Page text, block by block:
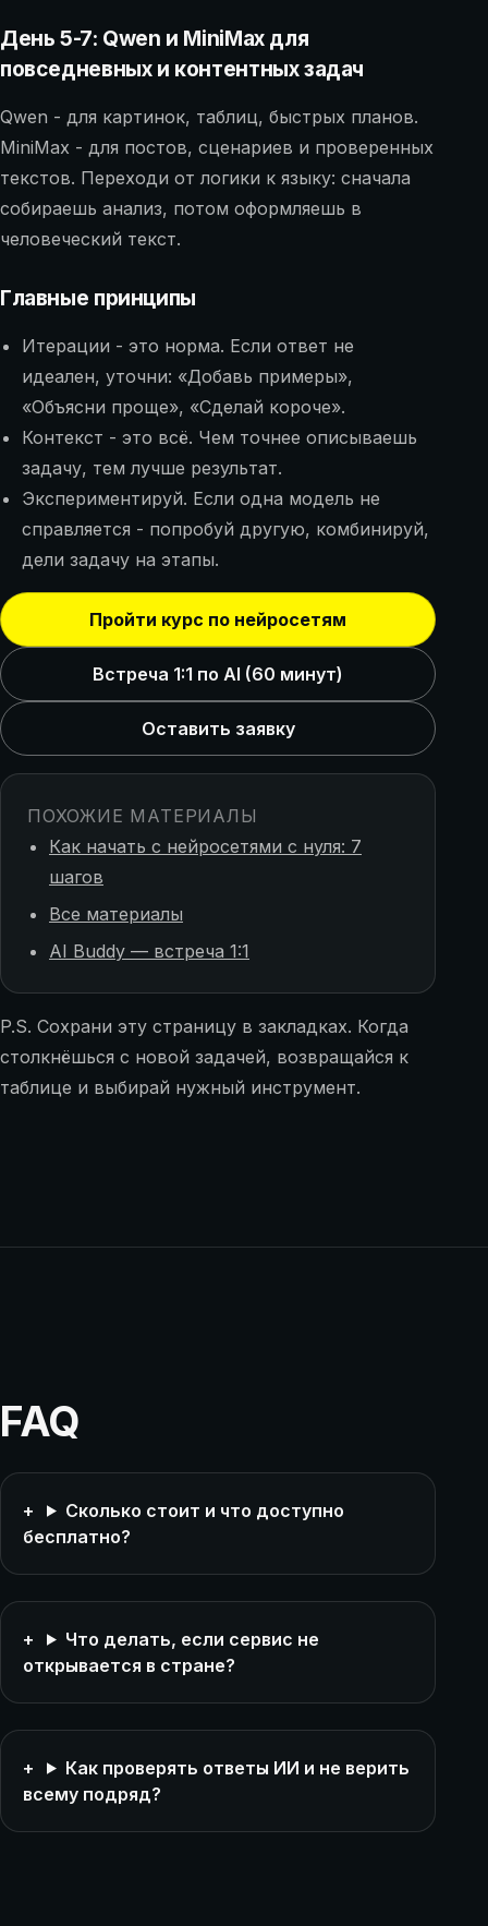
День 5-7: Qwen и MiniMax для
повседневных и контентных задач
Qwen - для картинок, таблиц, быстрых планов.
MiniMax - для постов, сценариев и проверенных
текстов. Переходи от логики к языку: сначала
собираешь анализ, потом оформляешь в
человеческий текст.
Главные принципы
Итерации - это норма. Если ответ не
идеален, уточни: «Добавь примеры»,
«Объясни проще», «Сделай короче».
Контекст - это всё. Чем точнее описываешь
задачу, тем лучше результат.
Экспериментируй. Если одна модель не
справляется - попробуй другую, комбинируй,
дели задачу на этапы.
Пройти курс по нейросетям
Встреча 1:1 по AI (60 минут)
Оставить заявку
ПОХОЖИЕ МАТЕРИАЛЫ
Как начать с нейросетями с нуля: 7
шагов
Все материалы
AI Buddy — встреча 1:1
P.S. Сохрани эту страницу в закладках. Когда
столкнёшься с новой задачей, возвращайся к
таблице и выбирай нужный инструмент.
FAQ
Сколько стоит и что доступно
бесплатно?
Что делать, если сервис не
открывается в стране?
Как проверять ответы ИИ и не верить
всему подряд?